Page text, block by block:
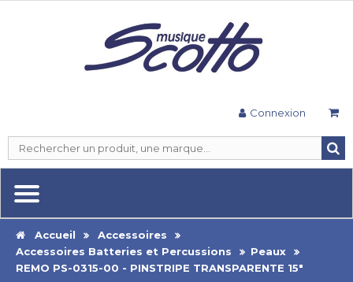
Connexion
Accueil
Accessoires
Accessoires Batteries et Percussions
Peaux
REMO PS-0315-00 - PINSTRIPE TRANSPARENTE 15"